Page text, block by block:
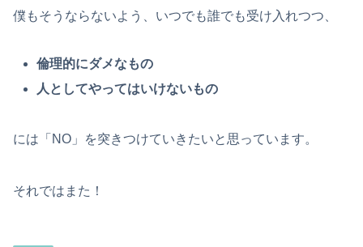
僕もそうならないよう、いつでも誰でも受け入れつつ、
倫理的にダメなもの
人としてやってはいけないもの
には「NO」を突きつけていきたいと思っています。
それではまた！